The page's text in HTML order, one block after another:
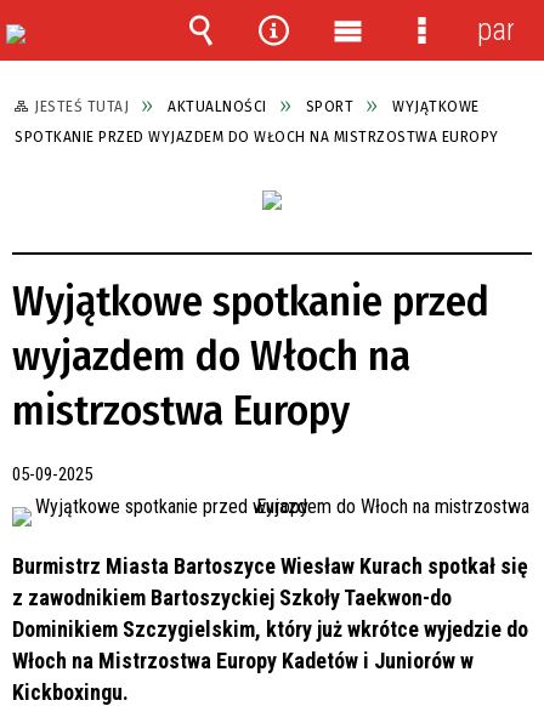
JESTEŚ TUTAJ AKTUALNOŚCI SPORT
WYJĄTKOWE
SPOTKANIE PRZED WYJAZDEM DO WŁOCH NA MISTRZOSTWA EUROPY
Wyjątkowe spotkanie przed
wyjazdem do Włoch na
mistrzostwa Europy
05-09-2025
Burmistrz Miasta Bartoszyce Wiesław Kurach spotkał się
z zawodnikiem Bartoszyckiej Szkoły Taekwon-do
Dominikiem Szczygielskim, który już wkrótce wyjedzie do
Włoch na Mistrzostwa Europy Kadetów i Juniorów w
Kickboxingu.
Wyszukiwarka
Narzędzia
Menu
główne
Menu
panel